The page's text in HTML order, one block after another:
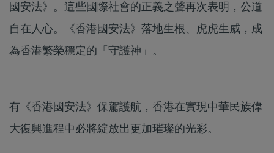
國安法》。這些國際社會的正義之聲再次表明，公道
自在人心。《香港國安法》落地生根、虎虎生威，成
為香港繁榮穩定的「守護神」。
有《香港國安法》保駕護航，香港在實現中華民族偉
大復興進程中必將綻放出更加璀璨的光彩。